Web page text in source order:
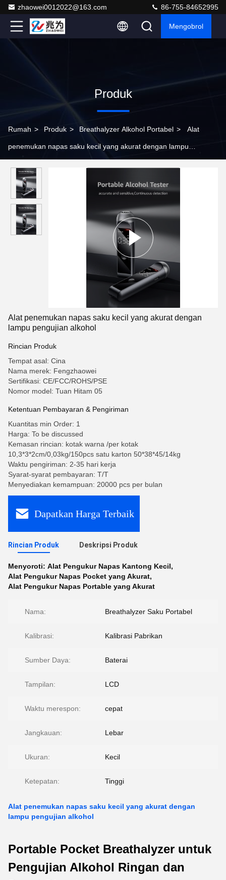
zhaowei0012022@163.com 86-755-84652995
Mengobrol
Produk
Rumah > Produk > Breathalyzer Alkohol Portabel > Alat
penemukan napas saku kecil yang akurat dengan lampu
Alat penemukan napas saku kecil yang akurat dengan
lampu pengujian alkohol
Rincian Produk
Tempat asal: Cina
Nama merek: Fengzhaowei
Sertifikasi: CE/FCC/ROHS/PSE
Nomor model: Tuan Hitam 05
Ketentuan Pembayaran & Pengiriman
Kuantitas min Order: 1
Harga: To be discussed
Kemasan rincian: kotak warna /per kotak
10,3*3*2cm/0,03kg/150pcs satu karton 50*38*45/14kg
Waktu pengiriman: 2-35 hari kerja
Syarat-syarat pembayaran: T/T
Menyediakan kemampuan: 20000 pcs per bulan
Dapatkan Harga Terbaik
Rincian Produk Deskripsi Produk
Menyoroti: Alat Pengukur Napas Kantong Kecil,
Alat Pengukur Napas Pocket yang Akurat,
Alat Pengukur Napas Portable yang Akurat
Nama: Breathalyzer Saku Portabel
Kalibrasi: Kalibrasi Pabrikan
Sumber Daya: Baterai
Tampilan: LCD
Waktu merespon: cepat
Jangkauan: Lebar
Ukuran: Kecil
Ketepatan: Tinggi
Alat penemukan napas saku kecil yang akurat dengan
lampu pengujian alkohol
Portable Pocket Breathalyzer untuk
Pengujian Alkohol Ringan dan